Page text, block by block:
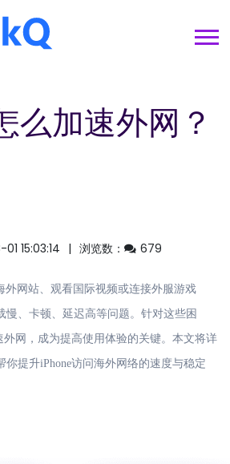
么加速外网？
15:03:14 浏览数： 679
外网站、观看国际视频或连接外服游戏
慢、卡顿、延迟高等问题。针对这些困
外网，成为提高使用体验的关键。本文将详
你提升iPhone访问海外网络的速度与稳定